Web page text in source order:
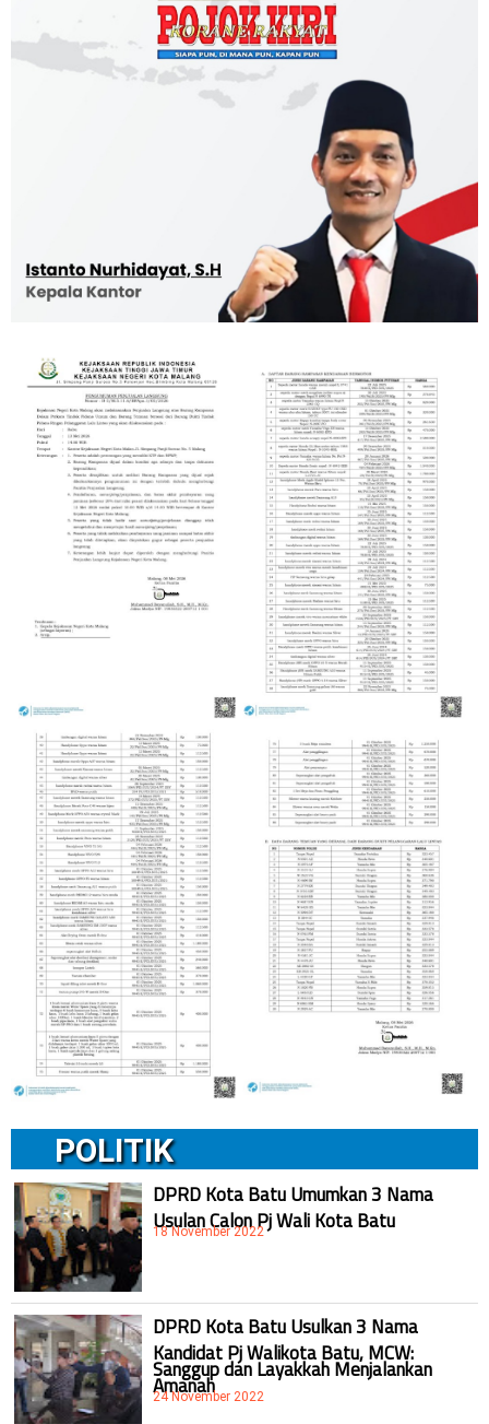
POLITIK
DPRD Kota Batu Umumkan 3 Nama
Usulan Calon Pj Wali Kota Batu
18 November 2022
DPRD Kota Batu Usulkan 3 Nama
Kandidat Pj Walikota Batu, MCW:
Sanggup dan Layakkah Menjalankan
Amanah
24 November 2022